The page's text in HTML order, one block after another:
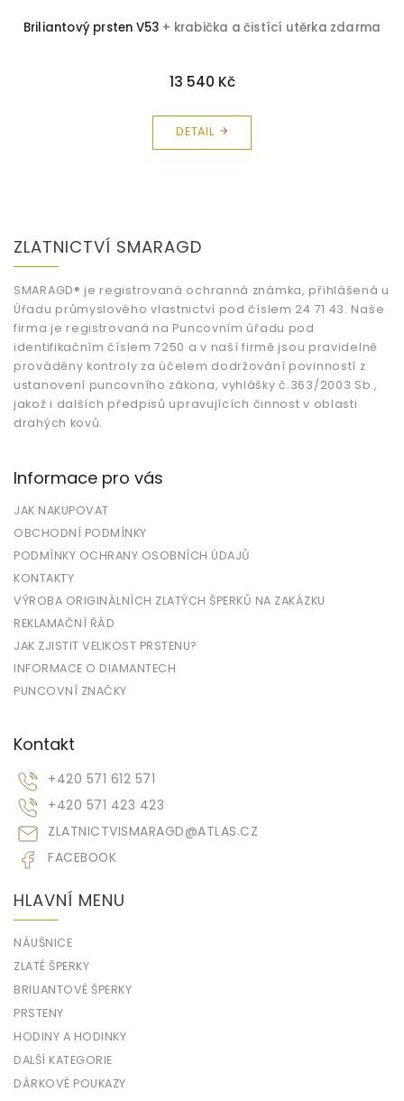
Briliantový prsten V53 + krabička a čistící utěrka zdarma
13 540 Kč
DETAIL
ZLATNICTVÍ SMARAGD
SMARAGD® je registrovaná ochranná známka, přihlášená u
Úřadu průmyslového vlastnictví pod číslem 24 71 43. Naše
firma je registrovaná na Puncovním úřadu pod
identifikačním číslem 7250 a v naší firmě jsou pravidelně
prováděny kontroly za účelem dodržování povinností z
ustanovení puncovního zákona, vyhlášky č.363/2003 Sb.,
jakož i dalších předpisů upravujících činnost v oblasti
drahých kovů.
Informace pro vás
JAK NAKUPOVAT
OBCHODNÍ PODMÍNKY
PODMÍNKY OCHRANY OSOBNÍCH ÚDAJŮ
KONTAKTY
VÝROBA ORIGINÁLNÍCH ZLATÝCH ŠPERKŮ NA ZAKÁZKU
REKLAMAČNÍ ŘÁD
JAK ZJISTIT VELIKOST PRSTENU?
INFORMACE O DIAMANTECH
PUNCOVNÍ ZNAČKY
Kontakt
ZLATNICTVISMARAGD@ATLAS.CZ
+420 571 612 571
+420 571 423 423
FACEBOOK
HLAVNÍ MENU
NÁUŠNICE
ZLATÉ ŠPERKY
BRILIANTOVÉ ŠPERKY
PRSTENY
HODINY A HODINKY
DALŠÍ KATEGORIE
DÁRKOVÉ POUKAZY